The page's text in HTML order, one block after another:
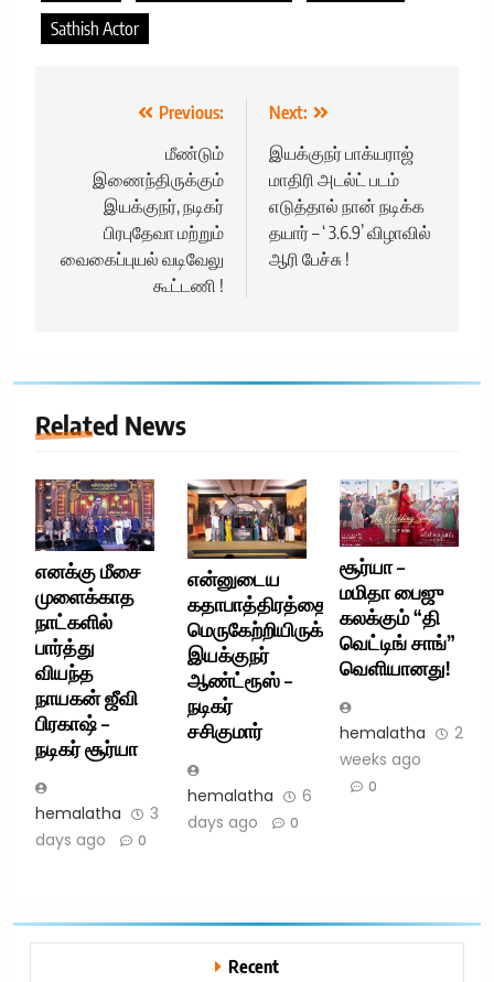
Sathish Actor
navigation
Previous:
மீண்டும்
இணைந்திருக்கும்
இயக்குநர், நடிகர்
பிரபுதேவா மற்றும்
வைகைப்புயல் வடிவேலு
கூட்டணி !
Next:
இயக்குநர் பாக்யராஜ்
மாதிரி அடல்ட் படம்
எடுத்தால் நான் நடிக்க
தயார் – ‘ 3.6.9’ விழாவில்
ஆரி பேச்சு !
Related News
எனக்கு மீசை
முளைக்காத
நாட்களில்
பார்த்து
வியந்த
நாயகன் ஜீவி
பிரகாஷ் –
நடிகர் சூர்யா
hemalatha
3
days ago
0
என்னுடைய
கதாபாத்திரத்தை
மெருகேற்றியிருக்கிறார்
இயக்குநர்
ஆண்ட்ரூஸ் –
நடிகர்
சசிகுமார்
hemalatha
6
days ago
0
சூர்யா –
மமிதா பைஜு
கலக்கும் “தி
வெட்டிங் சாங்”
வெளியானது!
hemalatha
2
weeks ago
0
Recent